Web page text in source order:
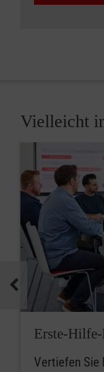
Vielleicht
Erste-
Vertiefen Sie